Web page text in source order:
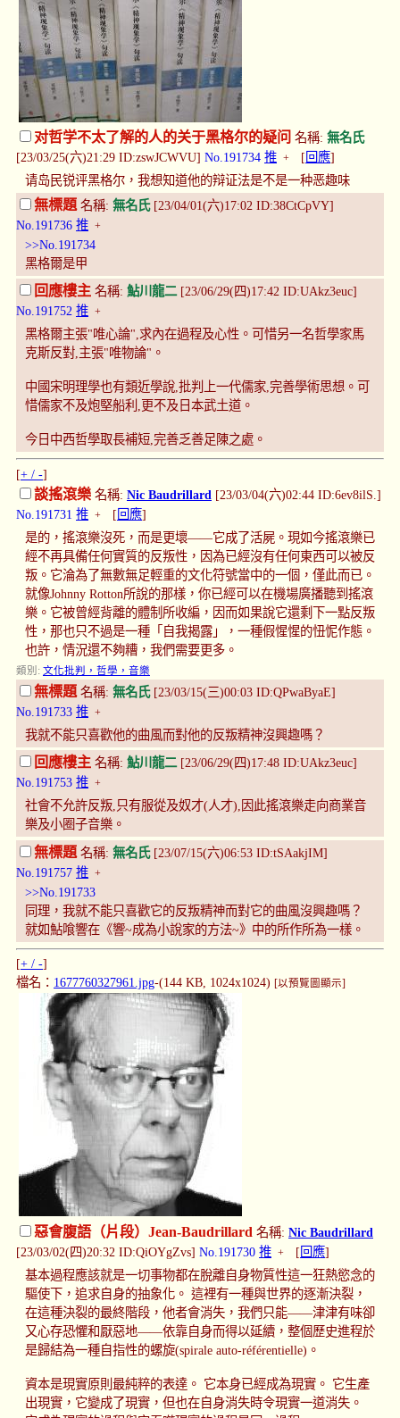
对哲学不太了解的人的关于黑格尔的疑问 名稱: 無名氏
[23/03/25(六)21:29 ID:zswJCWVU] No.191734 推 + [ 回應]
请岛民锐评黑格尔，我想知道他的辩证法是不是一种恶趣味
無標題 名稱: 無名氏[23/04/01(六)17:02 ID:38CtCpVY]
No.191736 推 +
>>No.191734
黑格爾是甲
回應樓主 名稱: 鮎川龍二[23/06/29(四)17:42 ID:UAkz3euc]
No.191752 推 +
黑格爾主張"唯心論",求內在過程及心性。可惜另一名哲學家馬
克斯反對,主張"唯物論"。
中國宋明理學也有類近學說,批判上一代儒家,完善學術思想。可
惜儒家不及炮堅船利,更不及日本武土道。
今日中西哲學取長補短,完善乏善足陳之處。
[+ / -]
談搖滾樂 名稱: Nic Baudrillard [23/03/04(六)02:44 ID:6ev8ilS.]
No.191731 推 + [ 回應]
是的，搖滾樂沒死，而是更壞——它成了活屍。現如今搖滾樂已
經不再具備任何實質的反叛性，因為已經沒有任何東西可以被反
叛。它淪為了無數無足輕重的文化符號當中的一個，僅此而已。
就像Johnny Rotton所說的那樣，你已經可以在機場廣播聽到搖滾
樂。它被曾經背離的體制所收編，因而如果說它還剩下一點反叛
性，那也只不過是一種「自我揭露」，一種假惺惺的忸怩作態。
也許，情況還不夠糟，我們需要更多。
類別: 文化批判，哲學，音樂
無標題 名稱: 無名氏[23/03/15(三)00:03 ID:QPwaByaE]
No.191733 推 +
我就不能只喜歡他的曲風而對他的反叛精神沒興趣嗎？
回應樓主 名稱: 鮎川龍二[23/06/29(四)17:48 ID:UAkz3euc]
No.191753 推 +
社會不允許反叛,只有服從及奴才(人才),因此搖滾樂走向商業音
樂及小圈子音樂。
無標題 名稱: 無名氏[23/07/15(六)06:53 ID:tSAakjIM]
No.191757 推 +
>>No.191733
同理，我就不能只喜歡它的反叛精神而對它的曲風沒興趣嗎？
就如鮎喰響在《響~成為小說家的方法~》中的所作所為一樣。
[+ / -]
檔名： 1677760327961.jpg-(144 KB, 1024x1024) [以預覽圖顯示]
惡會腹語（片段）Jean-Baudrillard 名稱: Nic Baudrillard
[23/03/02(四)20:32 ID:QiOYgZvs] No.191730 推 + [回應]
基本過程應該就是一切事物都在脫離自身物質性這一狂熱慾念的
驅使下，追求自身的抽象化。 這裡有一種與世界的逐漸決裂，
在這種決裂的最終階段，他者會消失，我們只能——津津有味卻
又心存恐懼和厭惡地——依靠自身而得以延續，整個歷史進程於
是歸結為一種自指性的螺旋(spirale auto-référentielle)。
資本是現實原則最純粹的表達。 它本身已經成為現實。 它生產
出現實，它變成了現實，但也在自身消失時令現實一道消失。